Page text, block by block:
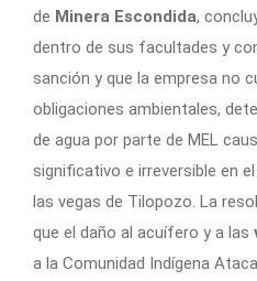
de Minera Escondida,
dentro de sus facultades y
sanción y que la empresa no
obligaciones ambientales,
de agua por parte de MEL
significativo e irreversible en
las vegas de Tilopozo. La
que el daño al acuífero y a las
a la Comunidad Indígena